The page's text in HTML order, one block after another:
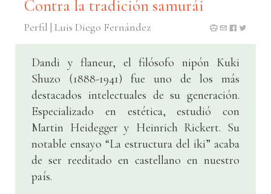
Contra la tradición samurái
Perfil | Luis Diego Fernández
Dandi y flaneur, el filósofo nipón Kuki
Shuzo (1888-1941) fue uno de los más
destacados intelectuales de su generación.
Especializado en estética, estudió con
Martin Heidegger y Heinrich Rickert. Su
notable ensayo “La estructura del iki” acaba
de ser reeditado en castellano en nuestro
país.